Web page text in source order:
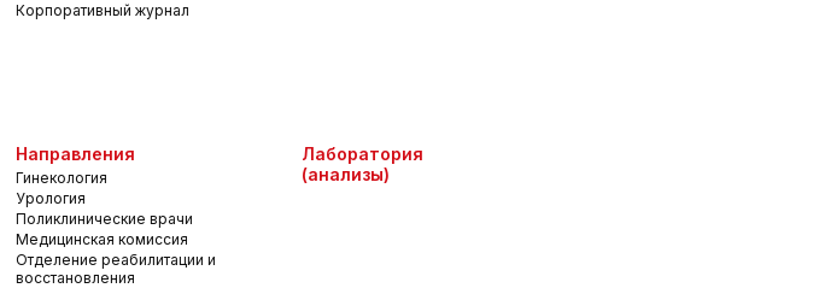
Корпоративный журнал
Направления
Гинекология
Урология
Поликлинические врачи
Медицинская комиссия
Отделение реабилитации и
восстановления
Лаборатория
(анализы)